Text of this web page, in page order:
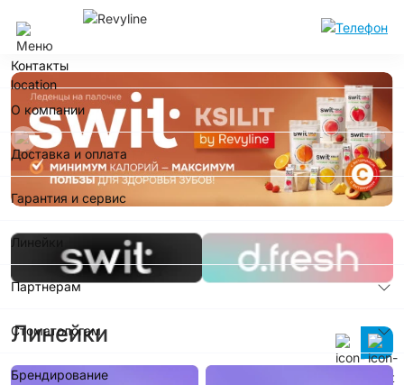
Контакты
О компании
Доставка и оплата
Гарантия и сервис
Линейки
Партнерам
Стоматологам
Брендирование
Линейки